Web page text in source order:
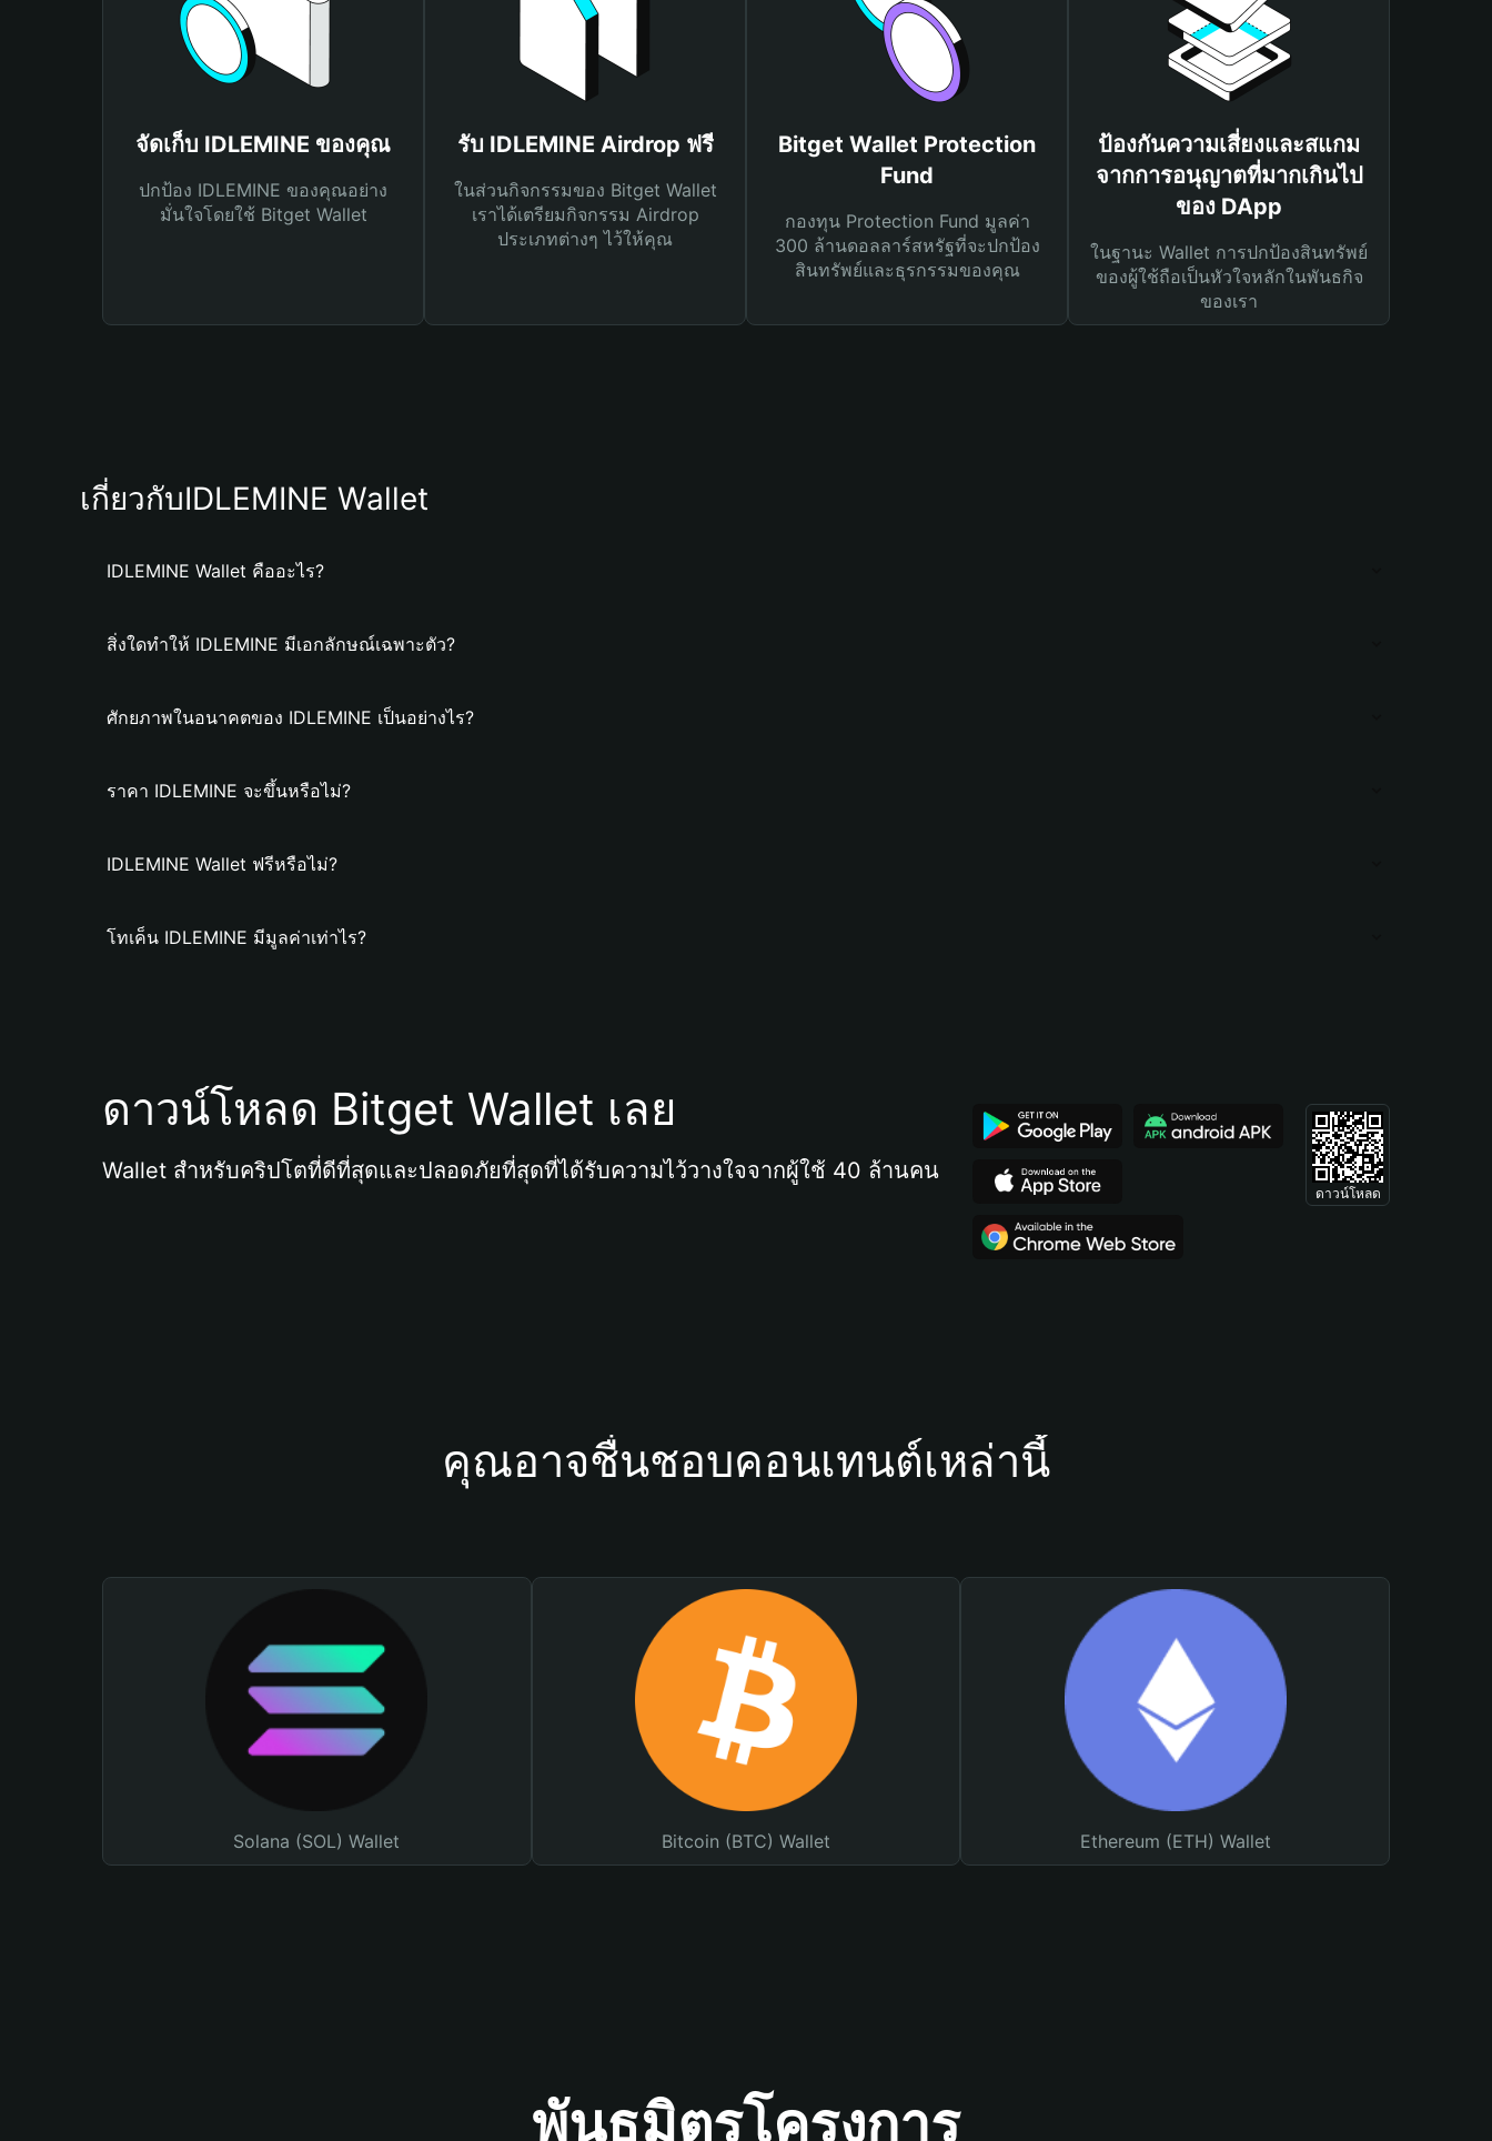
จัดเก็บ IDLEMINE ของคุณ
ปกป้อง IDLEMINE ของคุณอย่าง
มั่นใจโดยใช้ Bitget Wallet
รับ IDLEMINE Airdrop ฟรี
ในส่วนกิจกรรมของ Bitget Wallet
เราได้เตรียมกิจกรรม Airdrop
ประเภทต่างๆ ไว้ให้คุณ
Bitget Wallet Protection
Fund
กองทุน Protection Fund มูลค่า
300 ล้านดอลลาร์สหรัฐที่จะปกป้อง
สินทรัพย์และธุรกรรมของคุณ
ป้องกันความเสี่ยงและสแกม
จากการอนุญาตที่มากเกินไป
ของ DApp
ในฐานะ Wallet การปกป้องสินทรัพย์
ของผู้ใช้ถือเป็นหัวใจหลักในพันธกิจ
ของเรา
เกี่ยวกับIDLEMINE Wallet
IDLEMINE Wallet คืออะไร?
สิ่งใดทำให้ IDLEMINE มีเอกลักษณ์เฉพาะตัว?
ศักยภาพในอนาคตของ IDLEMINE เป็นอย่างไร?
ราคา IDLEMINE จะขึ้นหรือไม่?
IDLEMINE Wallet ฟรีหรือไม่?
โทเค็น IDLEMINE มีมูลค่าเท่าไร?
ดาวน์โหลด Bitget Wallet เลย
Wallet สำหรับคริปโตที่ดีที่สุดและปลอดภัยที่สุดที่ได้รับความไว้วางใจจากผู้ใช้ 40 ล้านคน
ดาวน์โหลด
คุณอาจชื่นชอบคอนเทนต์เหล่านี้
Solana (SOL) Wallet Bitcoin (BTC) Wallet Ethereum (ETH) Wallet
พันธมิตรโครงการ